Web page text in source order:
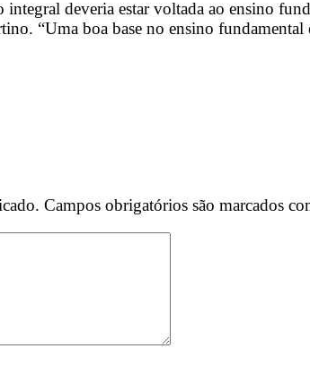
deveria estar voltada ao ensino
“Uma boa base no ensino
Campos obrigatórios são marcados